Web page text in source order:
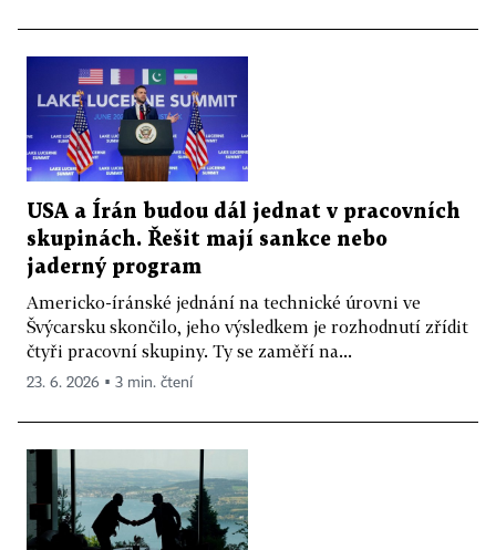
USA a Írán budou dál jednat v pracovních
skupinách. Řešit mají sankce nebo
jaderný program
Americko-íránské jednání na technické úrovni ve
Švýcarsku skončilo, jeho výsledkem je rozhodnutí zřídit
čtyři pracovní skupiny. Ty se zaměří na...
23. 6. 2026 ▪ 3 min. čtení